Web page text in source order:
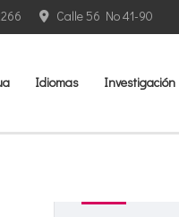
Calle 56 No 41-90
Idiomas Investigación